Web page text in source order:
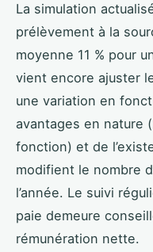
La simulation
prélèvement à la
moyenne 11 % pour
vient encore ajuster
une variation en
avantages en nature
fonction) et de
modifient le nombre
l’année. Le suivi
paie demeure
rémunération nette.